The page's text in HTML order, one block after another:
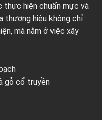
hiện chuẩn mực và
thương hiệu không chỉ
mà nằm ở việc xây
gỗ cổ truyền